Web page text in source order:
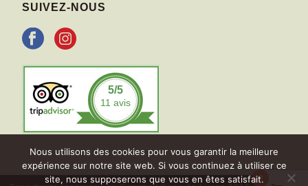
SUIVEZ-NOUS
5/5
11 avis
0
Nous utilisons des cookies pour vous garantir la meilleure
expérience sur notre site web. Si vous continuez à utiliser ce
site, nous supposerons que vous en êtes satisfait.